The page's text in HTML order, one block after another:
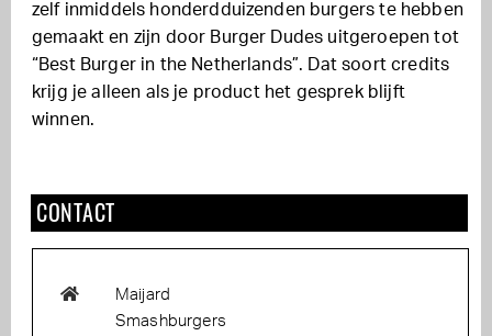
zelf inmiddels honderdduizenden burgers te hebben
gemaakt en zijn door Burger Dudes uitgeroepen tot
“Best Burger in the Netherlands”. Dat soort credits
krijg je alleen als je product het gesprek blijft
winnen.
CONTACT
Maijard
Smashburgers